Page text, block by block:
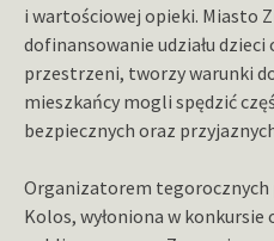
i wartościowej opieki. Miasto
dofinansowanie udziału
przestrzeni, tworzy warunki
mieszkańcy mogli spędzić
bezpiecznych oraz
Organizatorem tegorocznych
Kolos, wyłoniona w